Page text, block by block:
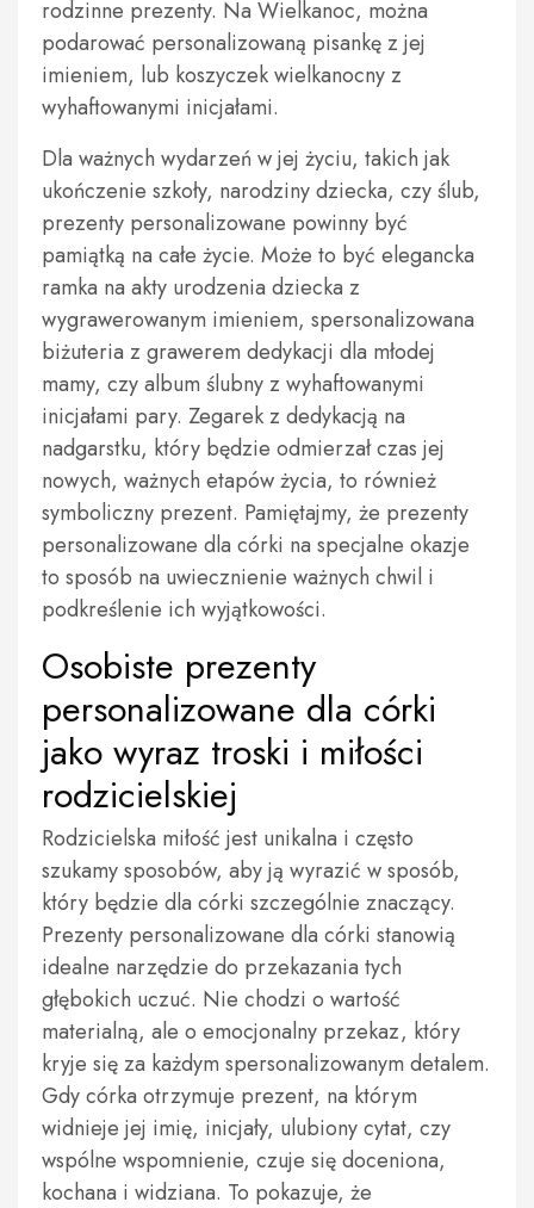
rodzinne prezenty. Na Wielkanoc, można
podarować personalizowaną pisankę z jej
imieniem, lub koszyczek wielkanocny z
wyhaftowanymi inicjałami.
Dla ważnych wydarzeń w jej życiu, takich jak
ukończenie szkoły, narodziny dziecka, czy ślub,
prezenty personalizowane powinny być
pamiątką na całe życie. Może to być elegancka
ramka na akty urodzenia dziecka z
wygrawerowanym imieniem, spersonalizowana
biżuteria z grawerem dedykacji dla młodej
mamy, czy album ślubny z wyhaftowanymi
inicjałami pary. Zegarek z dedykacją na
nadgarstku, który będzie odmierzał czas jej
nowych, ważnych etapów życia, to również
symboliczny prezent. Pamiętajmy, że prezenty
personalizowane dla córki na specjalne okazje
to sposób na uwiecznienie ważnych chwil i
podkreślenie ich wyjątkowości.
Osobiste prezenty
personalizowane dla córki
jako wyraz troski i miłości
rodzicielskiej
Rodzicielska miłość jest unikalna i często
szukamy sposobów, aby ją wyrazić w sposób,
który będzie dla córki szczególnie znaczący.
Prezenty personalizowane dla córki stanowią
idealne narzędzie do przekazania tych
głębokich uczuć. Nie chodzi o wartość
materialną, ale o emocjonalny przekaz, który
kryje się za każdym spersonalizowanym detalem.
Gdy córka otrzymuje prezent, na którym
widnieje jej imię, inicjały, ulubiony cytat, czy
wspólne wspomnienie, czuje się doceniona,
kochana i widziana. To pokazuje, że